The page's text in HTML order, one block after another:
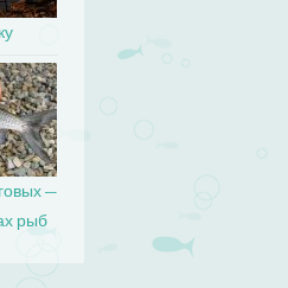
—
рыб